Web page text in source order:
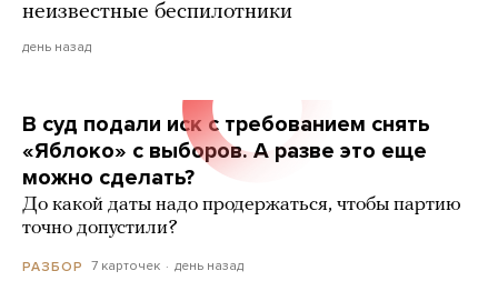
неизвестные беспилотники
день назад
В суд подали иск с требованием снять
«Яблоко» с выборов. А разве это еще
можно сделать?
До какой даты надо продержаться, чтобы партию
точно допустили?
РАЗБОР 7 карточек день назад